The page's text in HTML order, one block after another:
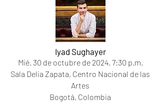
Iyad Sughayer
Mié. 30 de octubre de 2024, 7:30 p.m.
Sala Delia Zapata, Centro Nacional de las
Artes
Bogotá, Colombia